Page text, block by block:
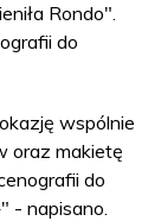
Rondo".
do
wspólnie
oraz makietę
do
- napisano.